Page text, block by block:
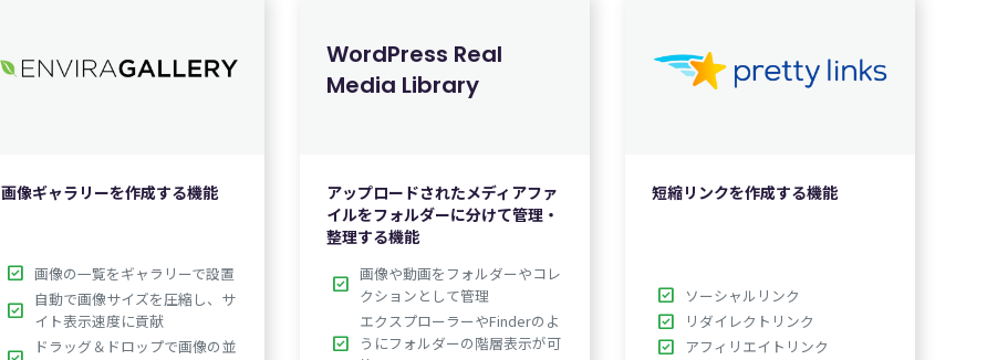
画像ギャラリーを作成する機能
check_box 画像の一覧をギャラリーで設置
check_box 自動で画像サイズを圧縮し、サ
イト表示速度に貢献
ドラッグ＆ドロップで画像の並
WordPress Real
Media Library
アップロードされたメディアファ
イルをフォルダーに分けて管理・
整理する機能
check_box 画像や動画をフォルダーやコレ
クションとして管理
check_box
エクスプローラーやFinderのよ
うにフォルダーの階層表示が可
短縮リンクを作成する機能
check_box ソーシャルリンク
check_box リダイレクトリンク
check_box アフィリエイトリンク